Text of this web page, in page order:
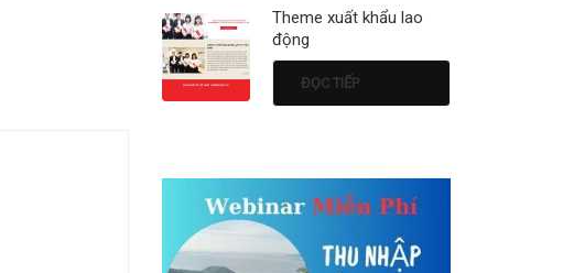
Theme xuất khẩu lao
động
ĐỌC TIẾP